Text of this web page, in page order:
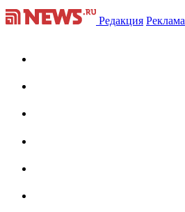
Редакция Реклама